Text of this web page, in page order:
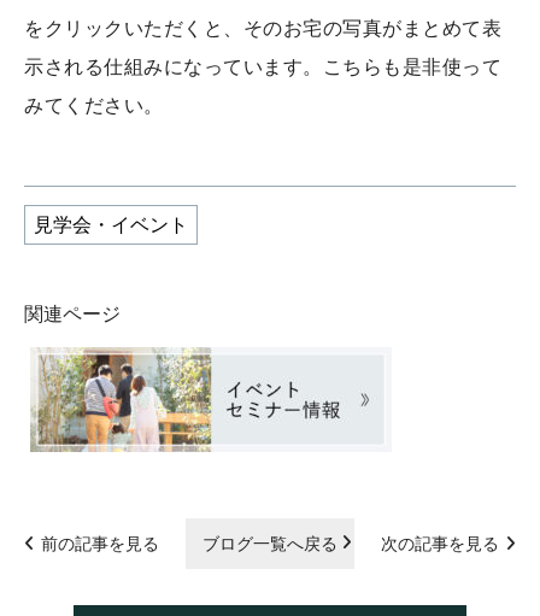
をクリックいただくと、そのお宅の写真がまとめて表
示される仕組みになっています。こちらも是非使って
みてください。
見学会・イベント
関連ページ
前の記事を見る ブログ一覧へ戻る 次の記事を見る